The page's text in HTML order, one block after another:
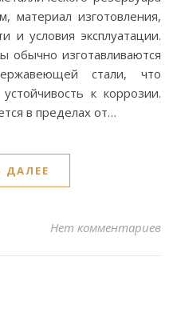
материал изготовления,
и условия эксплуатации.
обычно изготавливаются
стали, что
к коррозии.
в пределах от…
ДАЛЕЕ
Нет комментариев